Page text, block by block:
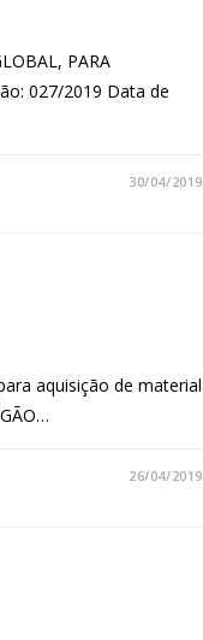
PARA
027/2019 Data de
30/04/2019
aquisição de material
26/04/2019